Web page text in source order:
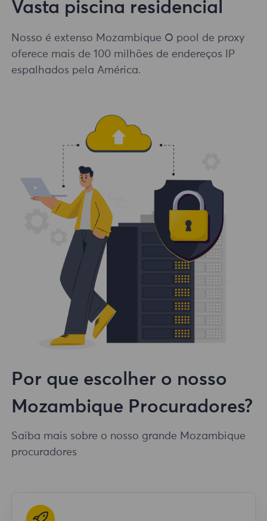
Vasta piscina residencial
Nosso é extenso Mozambique O pool de proxy
oferece mais de 100 milhões de endereços IP
espalhados pela América.
Por que escolher o nosso
Mozambique Procuradores?
Saiba mais sobre o nosso grande Mozambique
procuradores